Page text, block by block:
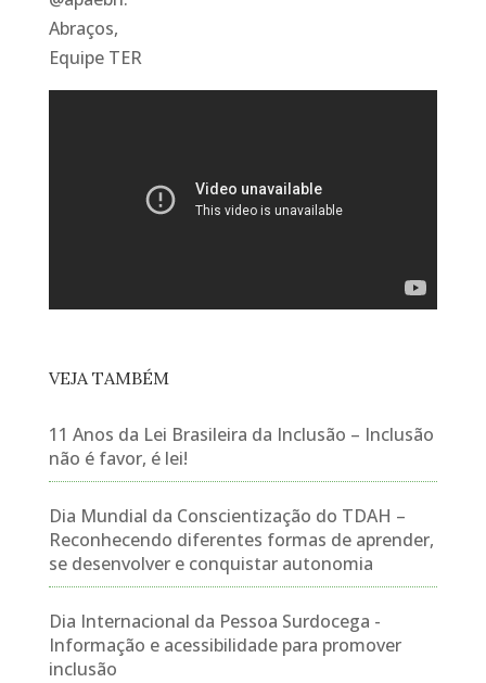
Abraços,
Equipe TER
VEJA TAMBÉM
11 Anos da Lei Brasileira da Inclusão – Inclusão
não é favor, é lei!
Dia Mundial da Conscientização do TDAH –
Reconhecendo diferentes formas de aprender,
se desenvolver e conquistar autonomia
Dia Internacional da Pessoa Surdocega -
Informação e acessibilidade para promover
inclusão